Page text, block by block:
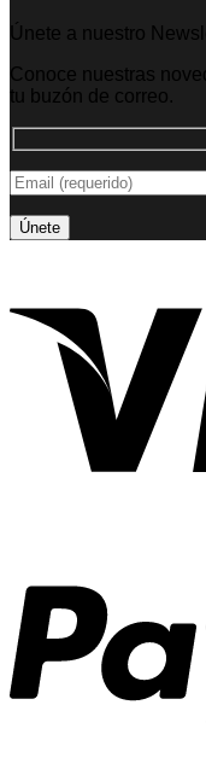
Únete a nuestro
Conoce nuestras
tu buzón de correo.